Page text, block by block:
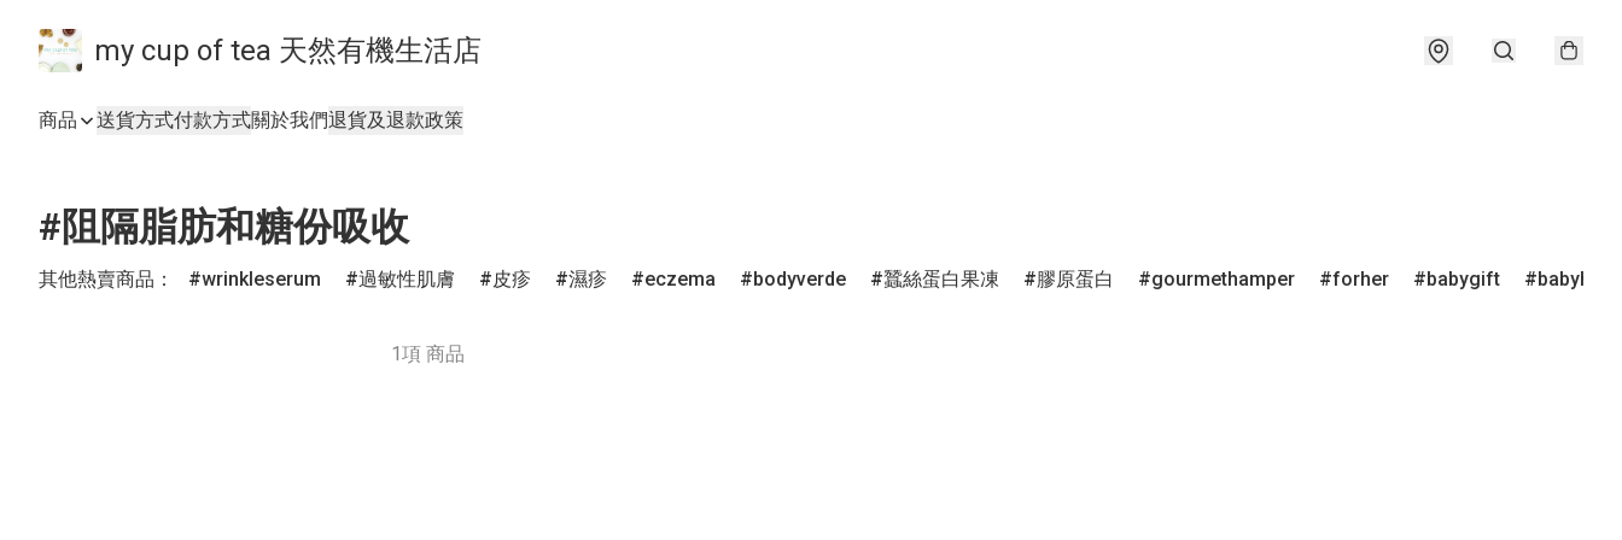
my cup of tea 天然有機生活店
商品 送貨方式付款方式關於我們退貨及退款政策
#阻隔脂肪和糖份吸收
其他熱賣商品： wrinkleserum 過敏性肌膚 皮疹 濕疹 eczema bodyverde 蠶絲蛋白果凍 膠原蛋白 gourmethamper forher babygift
1項 商品